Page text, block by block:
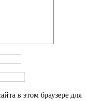
в этом браузере для